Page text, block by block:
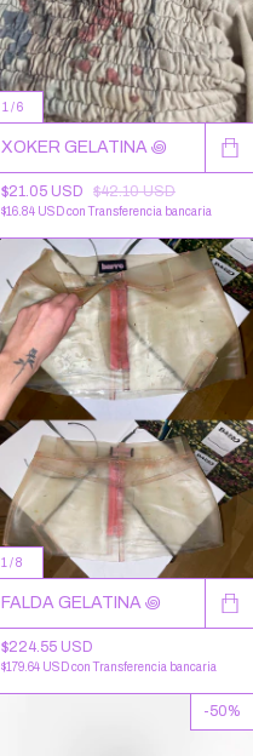
1 /6
XOKER GELATINA ꩜
$21.05 USD $42.10 USD
$16.84 USDcon Transferencia bancaria
1 /8
FALDA GELATINA ꩜
$224.55 USD
$179.64 USDcon Transferencia bancaria
-50%